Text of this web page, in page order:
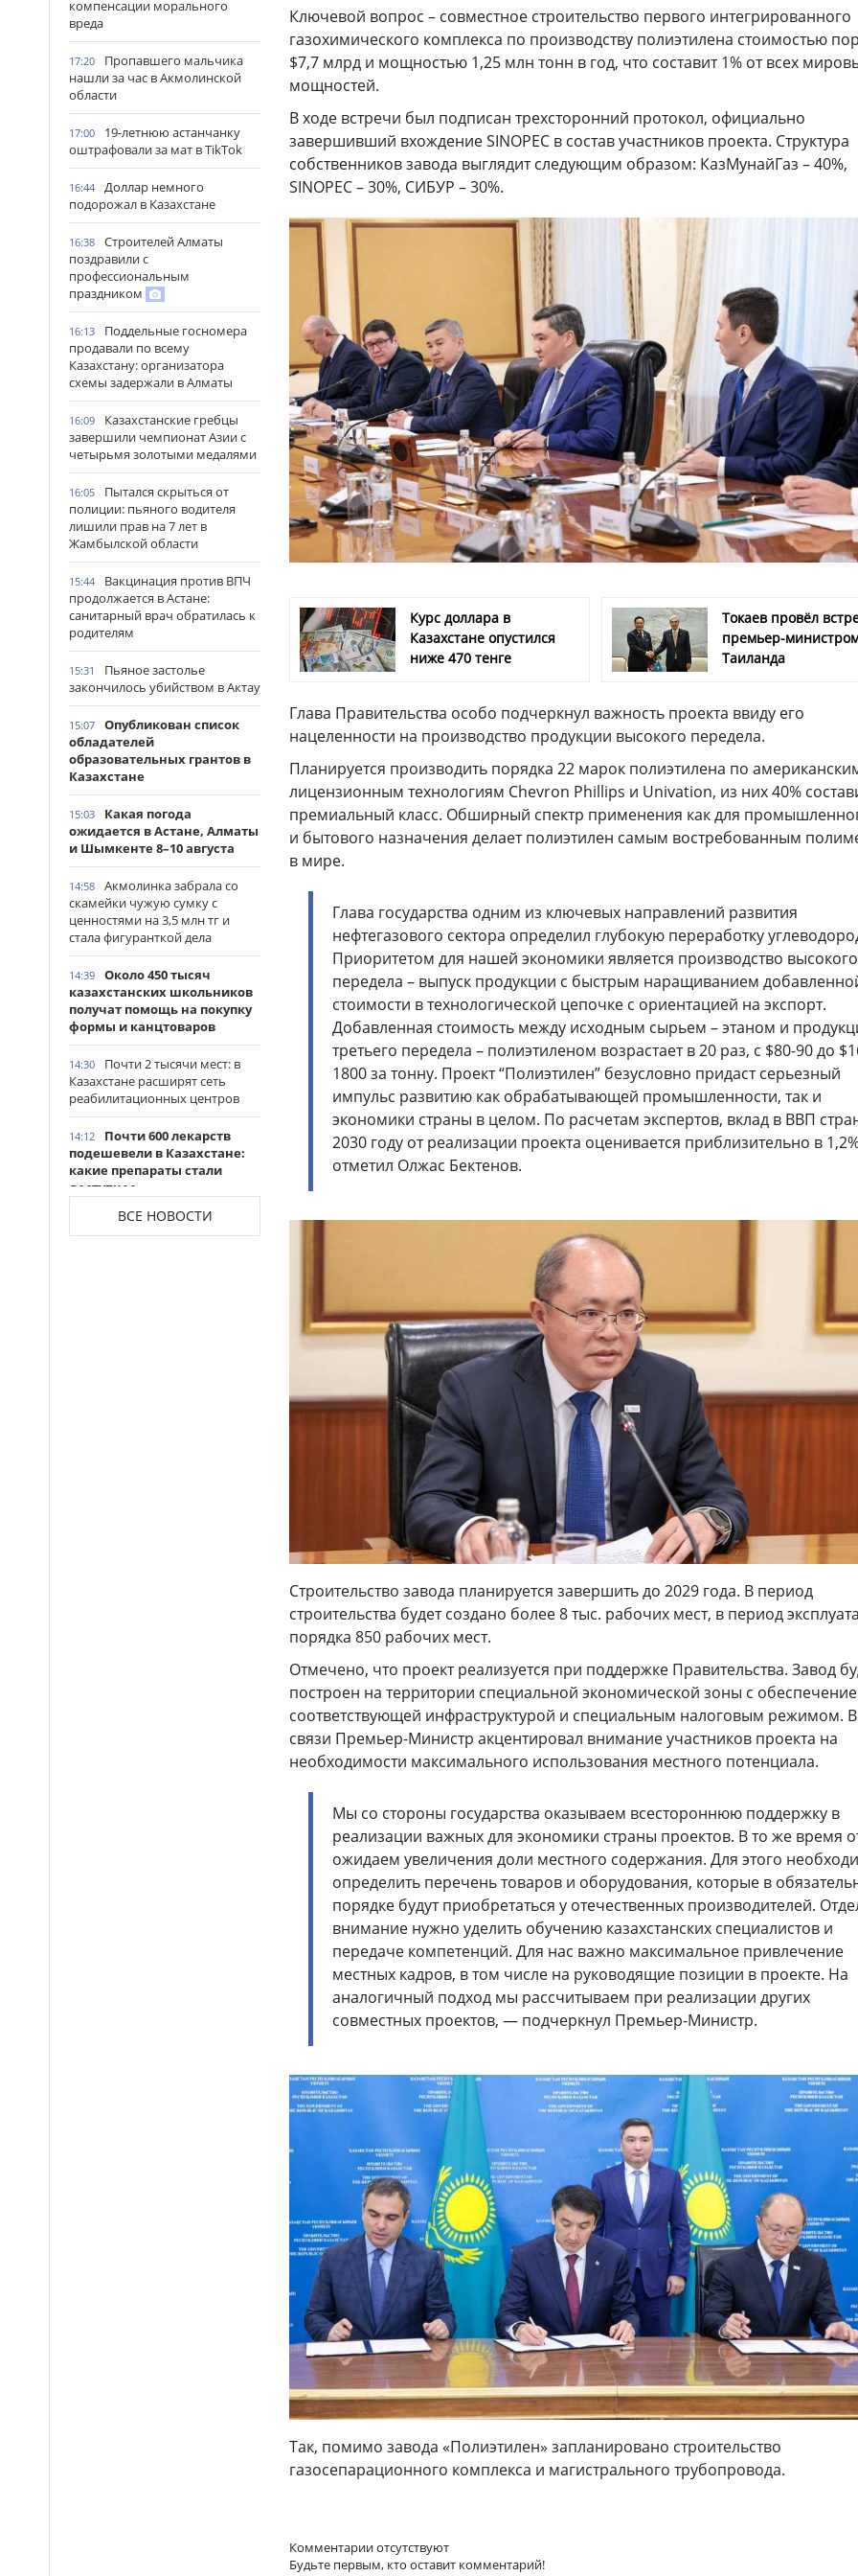
компенсации морального
вреда
17:20
Пропавшего мальчика
нашли за час в Акмолинской
области
17:00
19-летнюю астанчанку
оштрафовали за мат в TikTok
16:44
Доллар немного
подорожал в Казахстане
16:38
Строителей Алматы
поздравили с
профессиональным
праздником
16:13
Поддельные госномера
продавали по всему
Казахстану: организатора
схемы задержали в Алматы
16:09
Казахстанские гребцы
завершили чемпионат Азии с
четырьмя золотыми медалями
16:05
Пытался скрыться от
полиции: пьяного водителя
лишили прав на 7 лет в
Жамбылской области
15:44
Вакцинация против ВПЧ
продолжается в Астане:
санитарный врач обратилась к
родителям
15:31
Пьяное застолье
закончилось убийством в Актау
15:07
Опубликован список
обладателей
образовательных грантов в
Казахстане
15:03
Какая погода
ожидается в Астане, Алматы
и Шымкенте 8–10 августа
14:58
Акмолинка забрала со
скамейки чужую сумку с
ценностями на 3,5 млн тг и
стала фигуранткой дела
14:39
Около 450 тысяч
казахстанских школьников
получат помощь на покупку
формы и канцтоваров
14:30
Почти 2 тысячи мест: в
Казахстане расширят сеть
реабилитационных центров
14:12
Почти 600 лекарств
подешевели в Казахстане:
какие препараты стали
доступнее
Казахстанские
таеквондисты завоевали
ВСЕ НОВОСТИ
Ключевой вопрос – совместное строительство первого интегрированного
газохимического комплекса по производству полиэтилена стоимостью
$7,7 млрд и мощностью 1,25 млн тонн в год, что составит 1% от всех
мощностей.
В ходе встречи был подписан трехсторонний протокол, официально
завершивший вхождение SINOPEC в состав участников проекта. Структура
собственников завода выглядит следующим образом: КазМунайГаз – 40%,
SINOPEC – 30%, СИБУР – 30%.
Курс доллара в
Казахстане опустился
ниже 470 тенге
Токаев провёл
премьер-
Таиланда
Глава Правительства особо подчеркнул важность проекта ввиду его
нацеленности на производство продукции высокого передела.
Планируется производить порядка 22 марок полиэтилена по
лицензионным технологиям Chevron Phillips и Univation, из них 40%
премиальный класс. Обширный спектр применения как для
и бытового назначения делает полиэтилен самым востребованным
в мире.
Глава государства одним из ключевых направлений развития
нефтегазового сектора определил глубокую переработку
Приоритетом для нашей экономики является производство высокого
передела – выпуск продукции с быстрым наращиванием
стоимости в технологической цепочке с ориентацией на экспорт.
Добавленная стоимость между исходным сырьем – этаном и
третьего передела – полиэтиленом возрастает в 20 раз, с $80-90 до
1800 за тонну. Проект “Полиэтилен” безусловно придаст серьезный
импульс развитию как обрабатывающей промышленности, так и
экономики страны в целом. По расчетам экспертов, вклад в ВВП
2030 году от реализации проекта оценивается приблизительно в
отметил Олжас Бектенов.
Строительство завода планируется завершить до 2029 года. В период
строительства будет создано более 8 тыс. рабочих мест, в период
порядка 850 рабочих мест.
Отмечено, что проект реализуется при поддержке Правительства. Завод
построен на территории специальной экономической зоны с
соответствующей инфраструктурой и специальным налоговым режимом. В
связи Премьер-Министр акцентировал внимание участников проекта на
необходимости максимального использования местного потенциала.
Мы со стороны государства оказываем всестороннюю поддержку в
реализации важных для экономики страны проектов. В то же время
ожидаем увеличения доли местного содержания. Для этого
определить перечень товаров и оборудования, которые в
порядке будут приобретаться у отечественных производителей.
внимание нужно уделить обучению казахстанских специалистов и
передаче компетенций. Для нас важно максимальное привлечение
местных кадров, в том числе на руководящие позиции в проекте. На
аналогичный подход мы рассчитываем при реализации других
совместных проектов, — подчеркнул Премьер-Министр.
Так, помимо завода «Полиэтилен» запланировано строительство
газосепарационного комплекса и магистрального трубопровода.
Комментарии отсутствуют
Будьте первым, кто оставит комментарий!